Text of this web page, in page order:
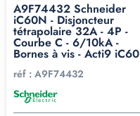
A9F74432 Schneider
iC60N - Disjoncteur
tétrapolaire 32A - 4P -
Courbe C - 6/10kA -
Bornes à vis - Acti9 iC60
réf : A9F74432